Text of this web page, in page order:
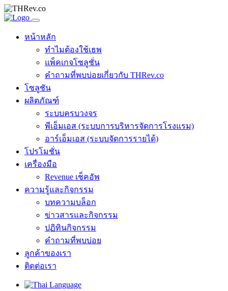
หน้าหลัก
ทำไมต้องใช้เธพ
แพ็คเกจโซลูชั่น
คำถามที่พบบ่อยเกี่ยวกับ THRev.co
โซลูชัน
ผลิตภัณฑ์
ระบบครบวงจร
พีเอ็มเอส (ระบบการบริหารจัดการโรงแรม)
อาร์เอ็มเอส (ระบบจัดการรายได้)
โปรโมชั่น
เครื่องมือ
Revenue เช็คอัพ
ความรู้และกิจกรรม
บทความบล็อก
ข่าวสารและกิจกรรม
ปฏิทินกิจกรรม
คำถามที่พบบ่อย
ลูกค้าของเรา
ติดต่อเรา